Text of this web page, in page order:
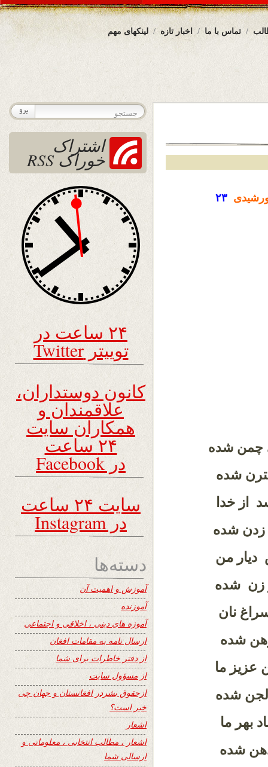
لینکهای مهم اخبار تازه تماس با ما
۲۳
چمن شده
شده
از خدا
شده
من
زن شده
نان
شده
ما
لجن شده
بهر ما
شده
اشتراک
خوراک RSS
۲۴ ساعت در
توییتر Twitter
کانون دوستداران،
علاقمندان و
همکاران سایت
۲۴ ساعت
در Facebook
سایت ۲۴ ساعت
در Instagram
دسته‌ها
آموزش و اهمیت آن
آموزنده
آموزه های دینی ، اخلاقی و اجتماعی
ارسال نامه به مقامات افغان
از دفتر خاطرات برای شما
از مسؤول سایت
ازحقوق بشردر افغانستان و جهان چی
خبر است؟
اشعار
اشعار ، مطالب انتخابی ، معلوماتی و
ارسالی شما